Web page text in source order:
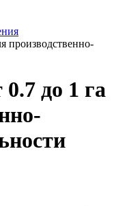
производственно-
до 1 га